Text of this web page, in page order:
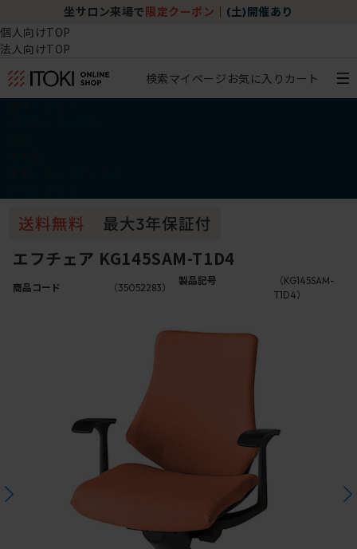
坐サロン来場で 限定クーポン (土)開催あり
個人向けTOP
法人向けTOP
検索マイページ お気に入り カート
エフチェア KG145SAM-T1D4
商品コード （35052283）
製品記号
（KG145SAM-
T1D4）